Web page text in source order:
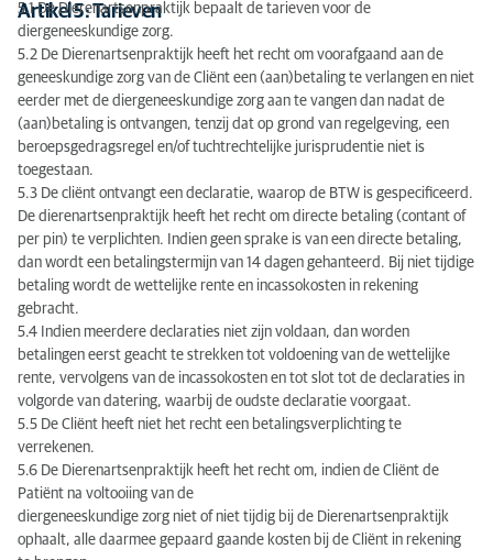
Artikel 5: Tarieven
5.1 De Dierenartsenpraktijk bepaalt de tarieven voor de
diergeneeskundige zorg.
5.2 De Dierenartsenpraktijk heeft het recht om voorafgaand aan de
geneeskundige zorg van de Cliënt een (aan)betaling te verlangen en niet
eerder met de diergeneeskundige zorg aan te vangen dan nadat de
(aan)betaling is ontvangen, tenzij dat op grond van regelgeving, een
beroepsgedragsregel en/of tuchtrechtelijke jurisprudentie niet is
toegestaan.
5.3 De cliënt ontvangt een declaratie, waarop de BTW is gespecificeerd.
De dierenartsenpraktijk heeft het recht om directe betaling (contant of
per pin) te verplichten. Indien geen sprake is van een directe betaling,
dan wordt een betalingstermijn van 14 dagen gehanteerd. Bij niet tijdige
betaling wordt de wettelijke rente en incassokosten in rekening
gebracht.
5.4 Indien meerdere declaraties niet zijn voldaan, dan worden
betalingen eerst geacht te strekken tot voldoening van de wettelijke
rente, vervolgens van de incassokosten en tot slot tot de declaraties in
volgorde van datering, waarbij de oudste declaratie voorgaat.
5.5 De Cliënt heeft niet het recht een betalingsverplichting te
verrekenen.
5.6 De Dierenartsenpraktijk heeft het recht om, indien de Cliënt de
Patiënt na voltooiing van de
diergeneeskundige zorg niet of niet tijdig bij de Dierenartsenpraktijk
ophaalt, alle daarmee gepaard gaande kosten bij de Cliënt in rekening